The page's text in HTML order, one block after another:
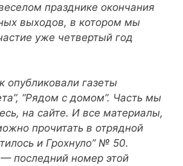
празднике окончания
выходов, в котором мы
уже четвертый год
опубликовали газеты
“Рядом с домом”. Часть мы
на сайте. И все материалы,
прочитать в отрядной
и Грохнуло” № 50.
последний номер этой